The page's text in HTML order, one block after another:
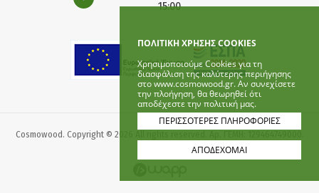
ΠΟΛΙΤΙΚΗ ΧΡΗΣΗΣ COOKIES
Χρησιμοποιούμε Cookies για τη
διασφάλιση της καλύτερης περιήγησης
στο www.cosmowood.gr. Αν συνεχίσετε
την πλοήγηση, θα θεωρηθεί ότι
αποδέχεστε την πολιτική μας.
ΠΕΡΙΣΣΟΤΕΡΕΣ ΠΛΗΡΟΦΟΡΙΕΣ
ΑΠΟΔΕΧΟΜΑΙ
15:00
Cosmowood. Copyright © 2026 All rights reserved. Αρ. ΓΕΜΗ: 129464749000.